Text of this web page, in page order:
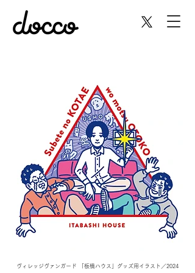
ヴィレッジヴァンガード 「板橋ハウス」グッズ用イラスト／2024